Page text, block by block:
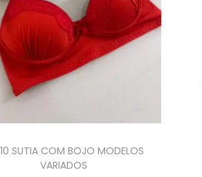
SUTIA COM BOJO MODELOS
VARIADOS